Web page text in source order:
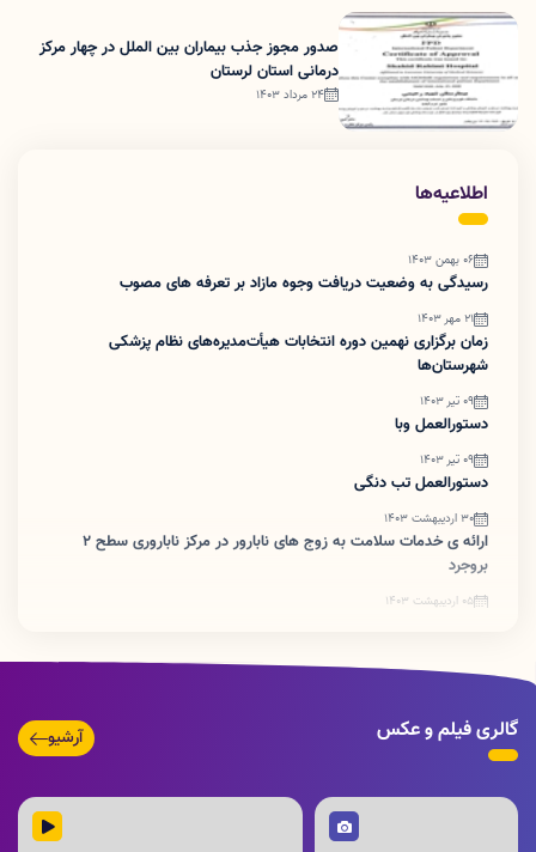
صدور مجوز جذب بیماران بین الملل در چهار مرکز
درمانی استان لرستان
24 مرداد 1403
اطلاعیه‌ها
06 بهمن 1403
رسیدگی به وضعیت دریافت وجوه مازاد بر تعرفه های مصوب
21 مهر 1403
زمان برگزاری نهمین دوره انتخابات هیأت‌مدیره‌های نظام پزشکی
شهرستان‌ها
09 تیر 1403
دستورالعمل وبا
09 تیر 1403
دستورالعمل تب دنگی
30 اردیبهشت 1403
ارائه ی خدمات سلامت به زوج های نابارور در مرکز ناباروری سطح ۲
بروجرد
05 اردیبهشت 1403
گالری فیلم و عکس آرشیو